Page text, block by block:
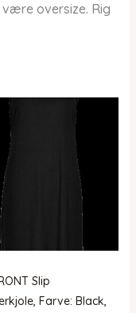
oversize. Rig
Slip
Farve: Black,